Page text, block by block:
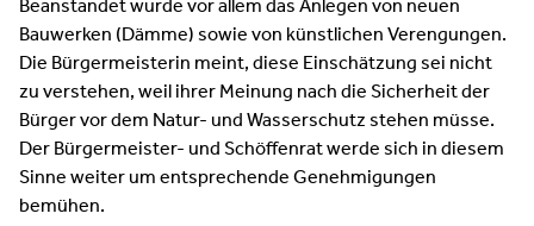
Bauwerken (Dämme) sowie von künstlichen Verengungen.
Die Bürgermeisterin meint, diese Einschätzung sei nicht
zu verstehen, weil ihrer Meinung nach die Sicherheit der
Bürger vor dem Natur- und Wasserschutz stehen müsse.
Der Bürgermeister- und Schöffenrat werde sich in diesem
Sinne weiter um entsprechende Genehmigungen
bemühen.